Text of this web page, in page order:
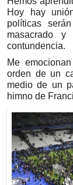
Hoy hay
políticas
masacrado
contundencia.
Me
orden de un
medio de un
himno de